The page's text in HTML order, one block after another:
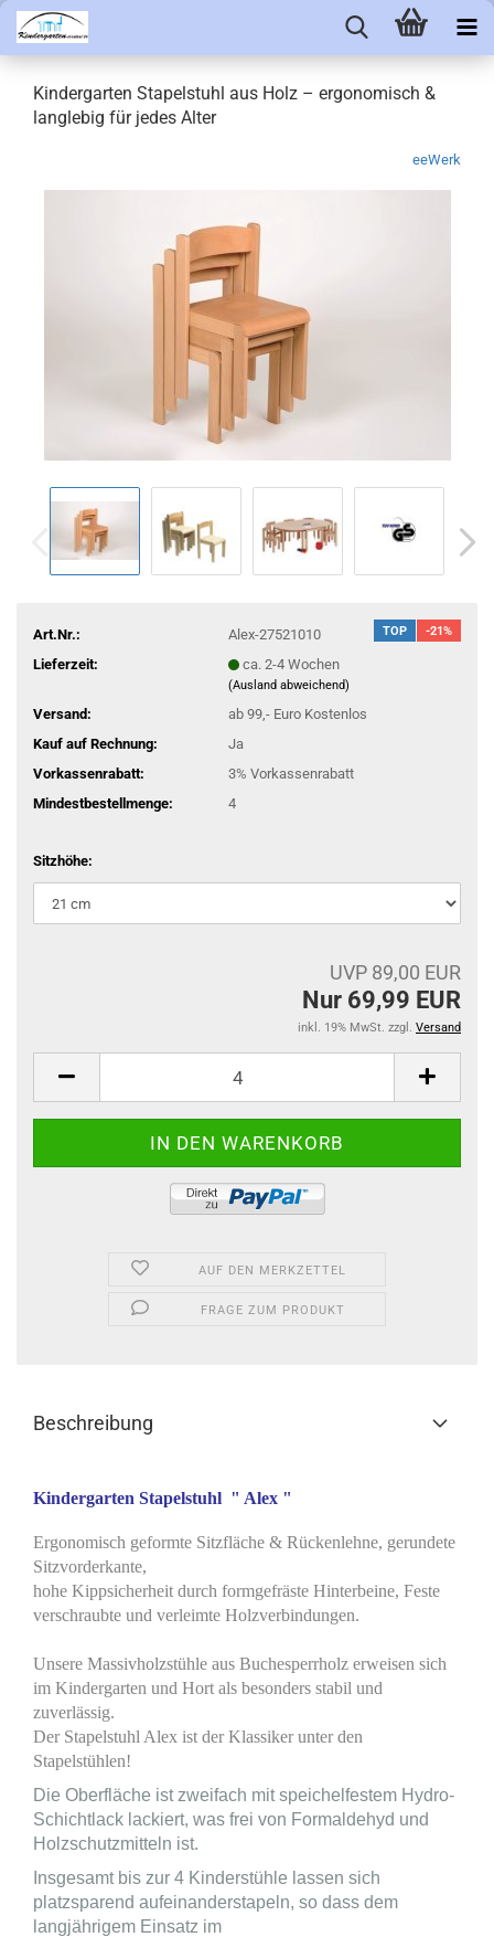
Kindergarten Stapelstuhl aus Holz – ergonomisch &
langlebig für jedes Alter
eeWerk
TOP -21%
Art.Nr.:
Alex-27521010
Lieferzeit:
ca. 2-4 Wochen
(Ausland abweichend)
Versand:
ab 99,- Euro Kostenlos
Kauf auf Rechnung:
Ja
Vorkassenrabatt:
3% Vorkassenrabatt
Mindestbestellmenge:
4
Sitzhöhe:
UVP 89,00 EUR
Nur 69,99 EUR
inkl. 19% MwSt. zzgl. Versand
AUF DEN MERKZETTEL
FRAGE ZUM PRODUKT
Beschreibung
Kindergarten Stapelstuhl " Alex "
Ergonomisch geformte Sitzfläche & Rückenlehne, gerundete
Sitzvorderkante,
hohe Kippsicherheit durch formgefräste Hinterbeine, Feste
verschraubte und verleimte Holzverbindungen.
Unsere Massivholzstühle aus Buchesperrholz erweisen sich
im Kindergarten und Hort als besonders stabil und
zuverlässig.
Der Stapelstuhl Alex ist der Klassiker unter den
Stapelstühlen!
Die Oberfläche ist zweifach mit speichelfestem Hydro-
Schichtlack lackiert, was frei von Formaldehyd und
Holzschutzmitteln ist.
Insgesamt bis zur 4 Kinderstühle lassen sich
platzsparend aufeinanderstapeln, so dass dem
langjährigem Einsatz im